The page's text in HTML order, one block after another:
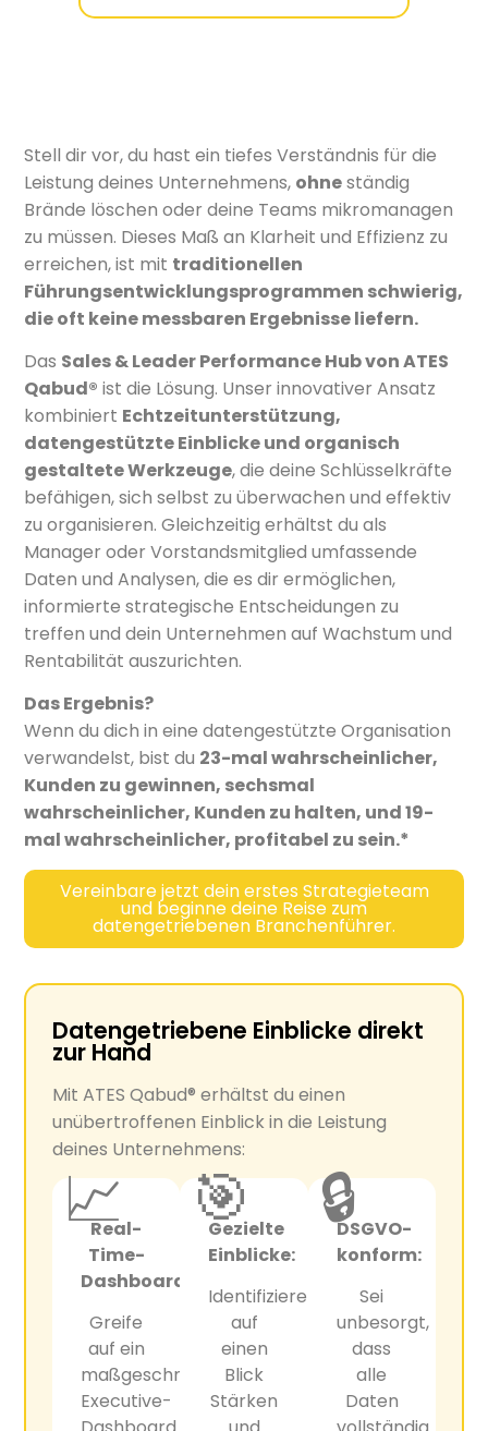
Stell dir vor, du hast ein tiefes Verständnis für die
Leistung deines Unternehmens, ohneständig
Brände löschen oder deine Teams mikromanagen
zu müssen. Dieses Maß an Klarheit und Effizienz zu
erreichen, ist mit traditionellen
Führungsentwicklungsprogrammen schwierig,
die oft keine messbaren Ergebnisse liefern.
Das Sales & Leader Performance Hub von ATES
Qabud® ist die Lösung. Unser innovativer Ansatz
kombiniert Echtzeitunterstützung,
datengestützte Einblicke und organisch
gestaltete Werkzeuge, die deine Schlüsselkräfte
befähigen, sich selbst zu überwachen und effektiv
zu organisieren. Gleichzeitig erhältst du als
Manager oder Vorstandsmitglied umfassende
Daten und Analysen, die es dir ermöglichen,
informierte strategische Entscheidungen zu
treffen und dein Unternehmen auf Wachstum und
Rentabilität auszurichten.
Das Ergebnis?
Wenn du dich in eine datengestützte Organisation
verwandelst, bist du 23-mal wahrscheinlicher,
Kunden zu gewinnen, sechsmal
wahrscheinlicher, Kunden zu halten, und 19-
mal wahrscheinlicher, profitabel zu sein.*
Vereinbare jetzt dein erstes Strategieteam
und beginne deine Reise zum
datengetriebenen Branchenführer.
Datengetriebene Einblicke direkt
zur Hand
Mit ATES Qabud® erhältst du einen
unübertroffenen Einblick in die Leistung
deines Unternehmens:
📈
Real-
Time-
Dashboard:
Greife
auf ein
maßgeschneidertes
Executive-
🎯
Gezielte
Einblicke:
Identifiziere
auf
einen
Blick
Stärken
🔒DSGVO-
konform:
Sei
unbesorgt,
dass
alle
Daten